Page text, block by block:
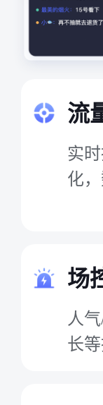
流
实
化
场
人
长